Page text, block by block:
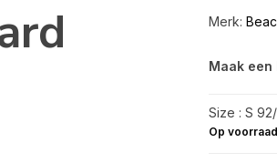
Merk:
Maak een
Size : S
Op voorraad